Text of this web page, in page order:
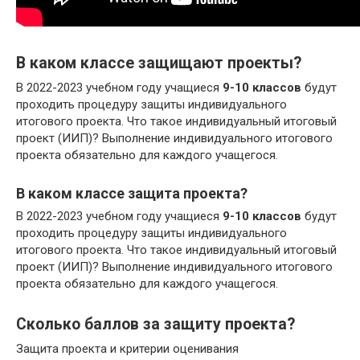
В каком классе защищают проекты?
В 2022-2023 учебном году учащиеся 9-10 классов будут
проходить процедуру защиты индивидуального
итогового проекта. Что такое индивидуальный итоговый
проект (ИИП)? Выполнение индивидуального итогового
проекта обязательно для каждого учащегося.
В каком классе защита проекта?
В 2022-2023 учебном году учащиеся 9-10 классов будут
проходить процедуру защиты индивидуального
итогового проекта. Что такое индивидуальный итоговый
проект (ИИП)? Выполнение индивидуального итогового
проекта обязательно для каждого учащегося.
Сколько баллов за защиту проекта?
Защита проекта и критерии оценивания